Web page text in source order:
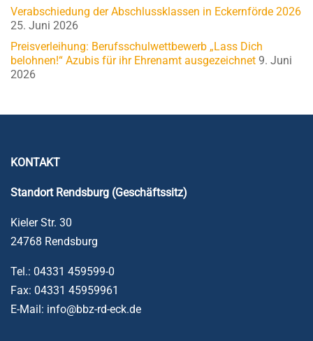
Verabschiedung der Abschlussklassen in Eckernförde 2026
25. Juni 2026
Preisverleihung: Berufsschulwettbewerb „Lass Dich
belohnen!“ Azubis für ihr Ehrenamt ausgezeichnet 9. Juni
2026
KONTAKT
Standort Rendsburg (Geschäftssitz)
Kieler Str. 30
24768 Rendsburg
Tel.: 04331 459599-0
Fax: 04331 45959961
E-Mail: info@bbz-rd-eck.de